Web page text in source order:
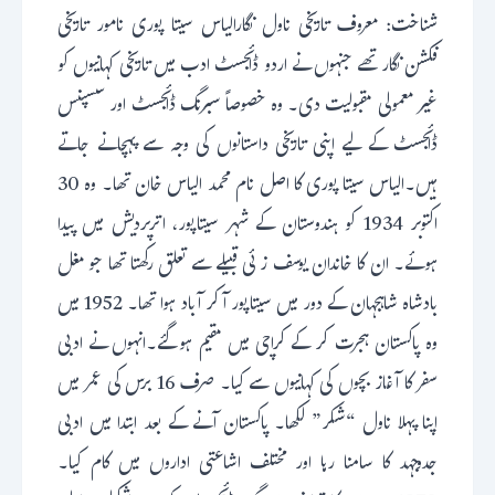
شناخت: معروف تاریخی ناول نگارالیاس سیتا پوری نامور تاریخی
فکشن نگار تھے جنہوں نے اردو ڈائجسٹ ادب میں تاریخی کہانیوں کو
غیر معمولی مقبولیت دی۔ وہ خصوصاً سبرنگ ڈائجسٹ اور سسپنس
ڈائجسٹ کے لیے اپنی تاریخی داستانوں کی وجہ سے پہچانے جاتے
ہیں۔الیاس سیتا پوری کا اصل نام محمد الیاس خان تھا۔ وہ 30
اکتوبر 1934 کو ہندوستان کے شہر سیتاپور، اترپردیش میں پیدا
ہوئے۔ ان کا خاندان یوسف زئی قبیلے سے تعلق رکھتا تھا جو مغل
بادشاہ شاہجہان کے دور میں سیتاپور آ کر آباد ہوا تھا۔ 1952 میں
وہ پاکستان ہجرت کر کے کراچی میں مقیم ہوگئے۔انہوں نے ادبی
سفر کا آغاز بچوں کی کہانیوں سے کیا۔ صرف 16 برس کی عمر میں
اپنا پہلا ناول “شکر” لکھا۔ پاکستان آنے کے بعد ابتدا میں ادبی
جدوجہد کا سامنا رہا اور مختلف اشاعتی اداروں میں کام کیا۔